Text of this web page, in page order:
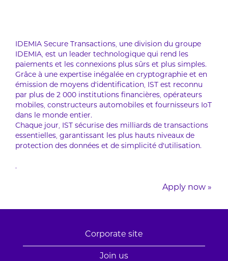
IDEMIA Secure Transactions, une division du groupe
IDEMIA, est un leader technologique qui rend les
paiements et les connexions plus sûrs et plus simples.
Grâce à une expertise inégalée en cryptographie et en
émission de moyens d’identification, IST est reconnu
par plus de 2 000 institutions financières, opérateurs
mobiles, constructeurs automobiles et fournisseurs IoT
dans le monde entier.
Chaque jour, IST sécurise des milliards de transactions
essentielles, garantissant les plus hauts niveaux de
protection des données et de simplicité d’utilisation.
.
Apply now »
Corporate site
Join us